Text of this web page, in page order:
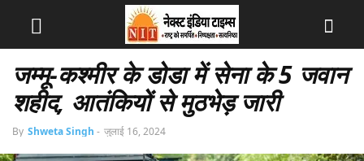
जम्मू-कश्मीर के डोडा में सेना के 5 जवान
शहीद, आतंकियों से मुठभेड़ जारी
By Shweta Singh - जुलाई 16, 2024